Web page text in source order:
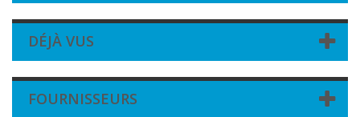
DÉJÀ VUS
FOURNISSEURS